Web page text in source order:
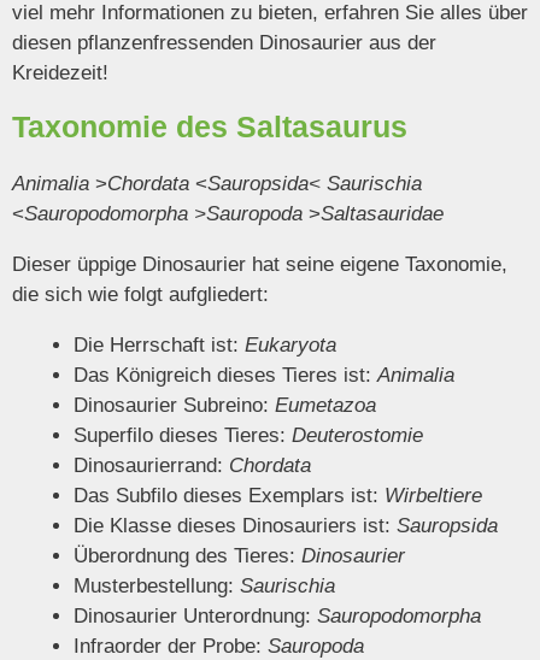
viel mehr Informationen zu bieten, erfahren Sie alles über
diesen pflanzenfressenden Dinosaurier aus der
Kreidezeit!
Taxonomie des Saltasaurus
Animalia >Chordata <Sauropsida< Saurischia
<Sauropodomorpha >Sauropoda >Saltasauridae
Dieser üppige Dinosaurier hat seine eigene Taxonomie,
die sich wie folgt aufgliedert:
Die Herrschaft ist: Eukaryota
Das Königreich dieses Tieres ist:Animalia
Dinosaurier Subreino: Eumetazoa
Superfilo dieses Tieres: Deuterostomie
Dinosaurierrand: Chordata
Das Subfilo dieses Exemplars ist: Wirbeltiere
Die Klasse dieses Dinosauriers ist: Sauropsida
Überordnung des Tieres: Dinosaurier
Musterbestellung: Saurischia
Dinosaurier Unterordnung: Sauropodomorpha
Infraorder der Probe: Sauropoda